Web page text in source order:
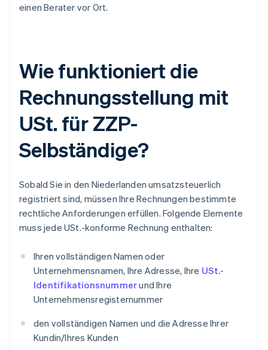
einen Berater vor Ort.
Wie funktioniert die
Rechnungsstellung mit
USt. für ZZP-
Selbständige?
Sobald Sie in den Niederlanden umsatzsteuerlich
registriert sind, müssen Ihre Rechnungen bestimmte
rechtliche Anforderungen erfüllen. Folgende Elemente
muss jede USt.-konforme Rechnung enthalten:
Ihren vollständigen Namen oder
Unternehmensnamen, Ihre Adresse, Ihre USt.-
Identifikationsnummerund Ihre
Unternehmensregisternummer
den vollständigen Namen und die Adresse Ihrer
Kundin/Ihres Kunden